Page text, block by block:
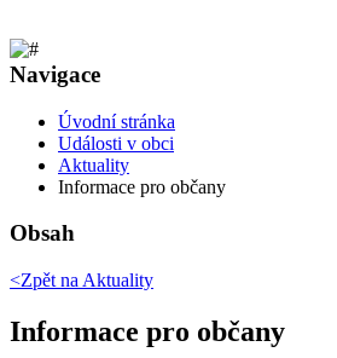
Navigace
Úvodní stránka
Události v obci
Aktuality
Informace pro občany
Obsah
<Zpět na Aktuality
Informace pro občany